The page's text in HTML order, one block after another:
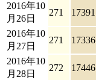
2016年10
月26日
271
2016年10
月27日
271
2016年10
月28日
272